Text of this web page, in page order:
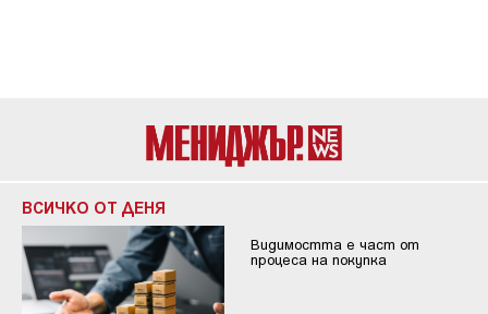
ВСИЧКО ОТ ДЕНЯ
Видимостта е част от
процеса на покупка